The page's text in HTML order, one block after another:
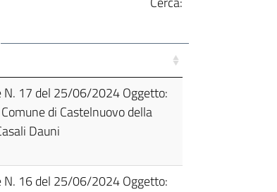
N. 17 del 25/06/2024 Oggetto:
di Castelnuovo della
Dauni
N. 16 del 25/06/2024 Oggetto: